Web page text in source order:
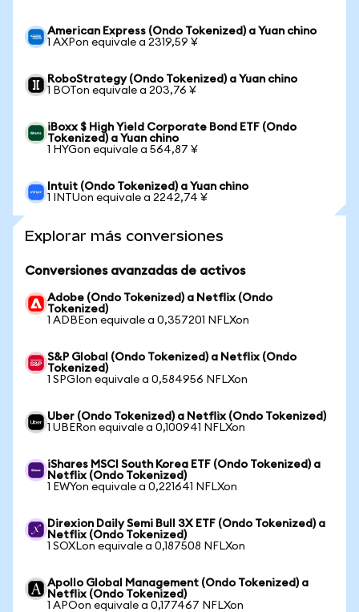
American Express (Ondo Tokenized) a Yuan chino
1 AXPon equivale a 2319,59 ¥
RoboStrategy (Ondo Tokenized) a Yuan chino
1 BOTon equivale a 203,76 ¥
iBoxx $ High Yield Corporate Bond ETF (Ondo
Tokenized) a Yuan chino
1 HYGon equivale a 564,87 ¥
Intuit (Ondo Tokenized) a Yuan chino
1 INTUon equivale a 2242,74 ¥
Explorar más conversiones
Conversiones avanzadas de activos
Adobe (Ondo Tokenized) a Netflix (Ondo
Tokenized)
1 ADBEon equivale a 0,357201 NFLXon
S&P Global (Ondo Tokenized) a Netflix (Ondo
Tokenized)
1 SPGIon equivale a 0,584956 NFLXon
Uber (Ondo Tokenized) a Netflix (Ondo Tokenized)
1 UBERon equivale a 0,100941 NFLXon
iShares MSCI South Korea ETF (Ondo Tokenized) a
Netflix (Ondo Tokenized)
1 EWYon equivale a 0,221641 NFLXon
Direxion Daily Semi Bull 3X ETF (Ondo Tokenized) a
Netflix (Ondo Tokenized)
1 SOXLon equivale a 0,187508 NFLXon
Apollo Global Management (Ondo Tokenized) a
Netflix (Ondo Tokenized)
1 APOon equivale a 0,177467 NFLXon